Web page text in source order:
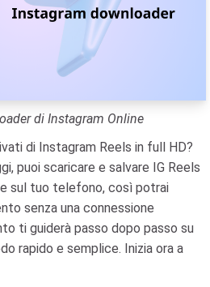
di Instagram Online
​​di Instagram Reels in full HD?
puoi scaricare e salvare IG Reels
sul tuo telefono, così potrai
senza una connessione
ti guiderà passo dopo passo su
rapido e semplice. Inizia ora a